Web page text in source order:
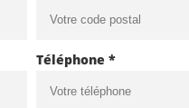
Téléphone *